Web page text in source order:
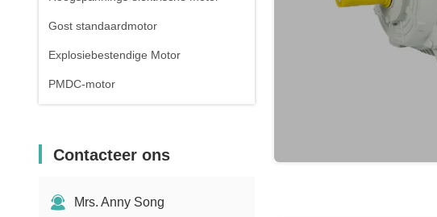
Gost standaardmotor
Explosiebestendige Motor
PMDC-motor
Contacteer ons
Mrs. Anny Song